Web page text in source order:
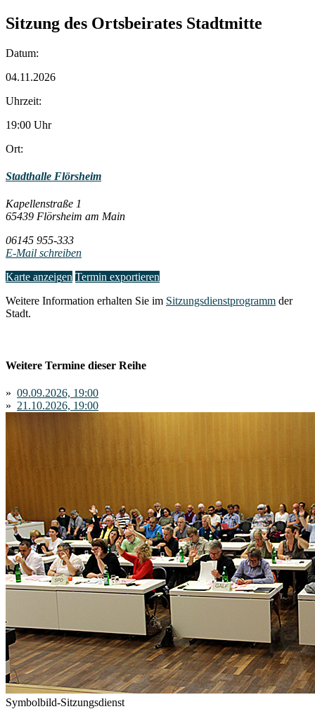
Sitzung des Ortsbeirates Stadtmitte
Datum:
04.11.2026
Uhrzeit:
19:00 Uhr
Ort:
Stadthalle Flörsheim
Kapellenstraße 1
65439 Flörsheim am Main
06145 955-333
E-Mail schreiben
Karte anzeigen Termin exportieren
Weitere Information erhalten Sie im Sitzungsdienstprogramm der
Stadt.
Weitere Termine dieser Reihe
» 09.09.2026, 19:00
» 21.10.2026, 19:00
Symbolbild-Sitzungsdienst